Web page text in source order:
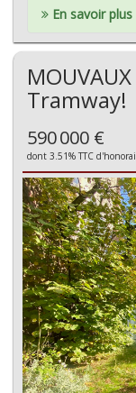
En savoir plus
Tramway!
590 000 €
dont 3.51% TTC